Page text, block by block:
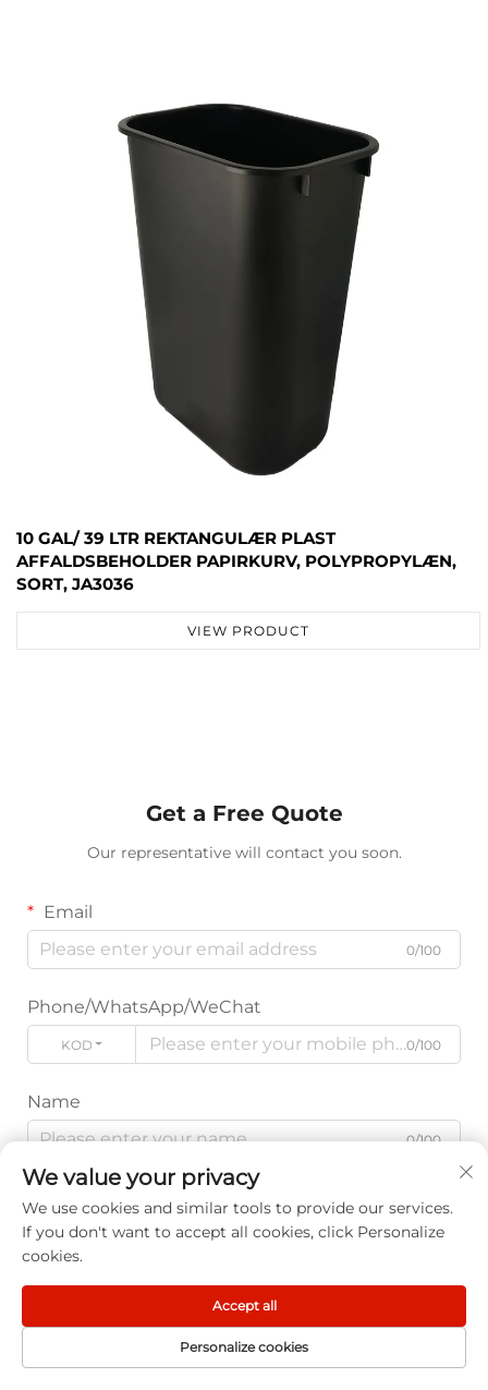
10 GAL/ 39 LTR REKTANGULÆR PLAST
AFFALDSBEHOLDER PAPIRKURV, POLYPROPYLÆN,
SORT, JA3036
VIEW PRODUCT
Get a Free Quote
Our representative will contact you soon.
Email
0/100
Phone/WhatsApp/WeChat
KODE 0/100
Name
0/100
Company Name
0/200
Message
We value your privacy
We use cookies and similar tools to provide our services.
If you don't want to accept all cookies, click Personalize
cookies.
Personalize cookies
Accept all